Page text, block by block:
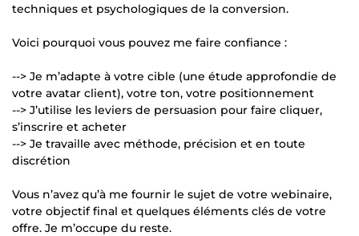
techniques et psychologiques de la conversion.
Voici pourquoi vous pouvez me faire confiance :
--> Je m’adapte à votre cible (une étude approfondie de
votre avatar client), votre ton, votre positionnement
--> J’utilise les leviers de persuasion pour faire cliquer,
s’inscrire et acheter
--> Je travaille avec méthode, précision et en toute
discrétion
Vous n’avez qu’à me fournir le sujet de votre webinaire,
votre objectif final et quelques éléments clés de votre
offre. Je m’occupe du reste.